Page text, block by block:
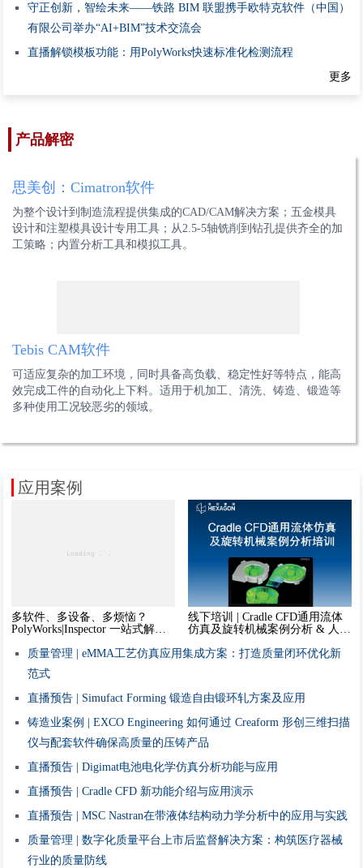
守正创新，智绘未来——铁路 BIM 联盟携手欧特克软件（中国）
有限公司举办“AI+BIM”技术交流会
直播解锁模板功能：用PolyWorks快速标准化检测流程
更多
产品解密
Mastercam 2023 新版CAM软件
更加智能的操作界面，更加强大的3D加工，全新的多轴智能综合刀
路，创造更多编程可能性。全新的多轴加工方式，操作更加灵活，
轻松创建刀路。
Cimatron16 CAM软件
Cimatron 16 为工模具制造商提供了全新的界面和更高的自动化程
度，以加快模具设计、电极设计和 NC编程。
WORKNC 2022.1 新版本正式发布
高效自动化2-5轴编程解决方案: 致力于提高客户的质量和效率。作
为世界上的最先进的CAM解决方案之一，WORKNC安全的刀路、
快速的计算为客户带来更高的质量和效率。海克斯康将持续投资于
Autodesk PowerMill 宏定制功能
Autodesk PowerMill 提供的强大的孔特征识别功能，对凹模套孔编
程是一项非常简单的工作。利用 PowerMill 强大的孔特征识别和宏
定制功能，针对汽车覆盖件模具多角度、多凹模套孔自动编程的实
Tebis CAM软件
可适应复杂的加工环境，同时具备高负载、稳定性好等特点，能高
效完成工件的自动化上下料。适用于机加工、清洗、铸造、锻造等
多种使用工况较恶劣的领域。
思美创：Cimatron软件
为整个设计到制造流程提供集成的CAD/CAM解决方案；五金模具
设计和注塑模具设计专用工具；从2.5-5轴铣削到钻孔提供齐全的加
工策略；内置分析工具和模拟工具。
应用案例
多软件、多设备、多烦恼？
PolyWorks|Inspector 一站式解决
线下培训 | Cradle CFD通用流体
仿真及旋转机械案例分析 & 人工
质量管理 | eMMA工艺仿真应用集成方案：打造质量闭环优化新
范式
直播预告 | Simufact Forming 锻造自由锻环轧方案及应用
铸造业案例 | EXCO Engineering 如何通过 Creaform 形创三维扫描
仪与配套软件确保高质量的压铸产品
直播预告 | Digimat电池电化学仿真分析功能与应用
直播预告 | Cradle CFD 新功能介绍与应用演示
直播预告 | MSC Nastran在带液体结构动力学分析中的应用与实践
质量管理 | 数字化质量平台上市后监督解决方案：构筑医疗器械
行业的质量防线